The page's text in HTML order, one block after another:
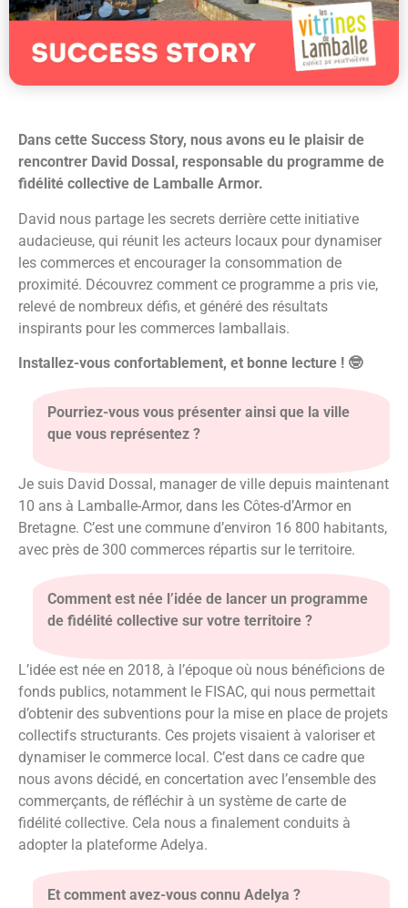
Dans cette Success Story, nous avons eu le plaisir de
rencontrer David Dossal, responsable du programme de
fidélité collective de Lamballe Armor.
David nous partage les secrets derrière cette initiative
audacieuse, qui réunit les acteurs locaux pour dynamiser
les commerces et encourager la consommation de
proximité. Découvrez comment ce programme a pris vie,
relevé de nombreux défis, et généré des résultats
inspirants pour les commerces lamballais.
Installez-vous confortablement, et bonne lecture ! 🤓
Pourriez-vous vous présenter ainsi que la ville
que vous représentez ?
Je suis David Dossal, manager de ville depuis maintenant
10 ans à Lamballe-Armor, dans les Côtes-d’Armor en
Bretagne. C’est une commune d’environ 16 800 habitants,
avec près de 300 commerces répartis sur le territoire.
Comment est née l’idée de lancer un programme
de fidélité collective sur votre territoire ?
L’idée est née en 2018, à l’époque où nous bénéficions de
fonds publics, notamment le FISAC, qui nous permettait
d’obtenir des subventions pour la mise en place de projets
collectifs structurants. Ces projets visaient à valoriser et
dynamiser le commerce local. C’est dans ce cadre que
nous avons décidé, en concertation avec l’ensemble des
commerçants, de réfléchir à un système de carte de
fidélité collective. Cela nous a finalement conduits à
adopter la plateforme Adelya.
Et comment avez-vous connu Adelya ?